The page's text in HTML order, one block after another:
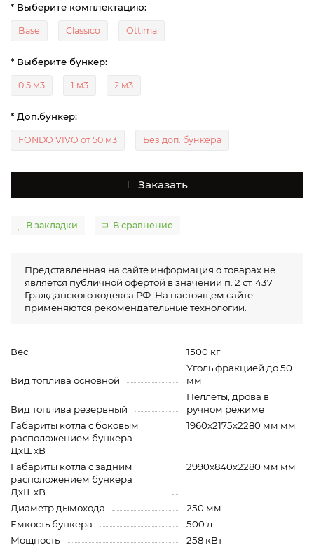
* Выберите комплектацию:
Base Classico Ottima
* Выберите бункер:
0.5 м3 1 м3 2 м3
* Доп.бункер:
FONDO VIVO от 50 м3 Без доп. бункера
Заказать
В закладки В сравнение
Представленная на сайте информация о товарах не
является публичной офертой в значении п. 2 ст. 437
Гражданского кодекса РФ. На настоящем сайте
применяются рекомендательные технологии.
Вес 1500 кг
Вид топлива основной
Уголь фракцией до 50
мм
Вид топлива резервный
Пеллеты, дрова в
ручном режиме
Габариты котла с боковым
расположением бункера
ДхШхВ
1960х2175х2280 мм мм
Габариты котла с задним
расположением бункера
ДхШхВ
2990х840х2280 мм мм
Диаметр дымохода
250 мм
Емкость бункера
500 л
Мощность
258 кВт